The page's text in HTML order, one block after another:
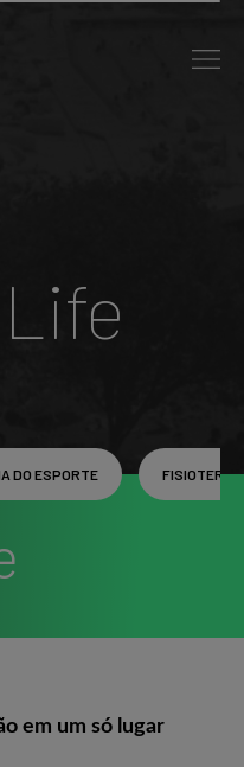
DO ESPORTE
em um só lugar